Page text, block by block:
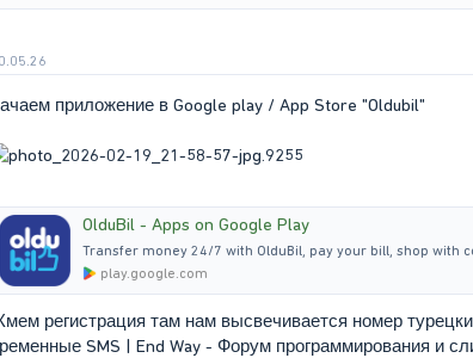
приложение в Google play / App Store "Oldubil"
OlduBil - Apps on Google Play
Transfer money 24/7 with OlduBil, pay your bill, shop with
play.google.com
регистрация там нам высвечивается номер
SMS | End Way - Форум программирования и